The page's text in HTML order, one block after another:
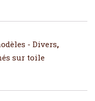
- Divers,
sur toile